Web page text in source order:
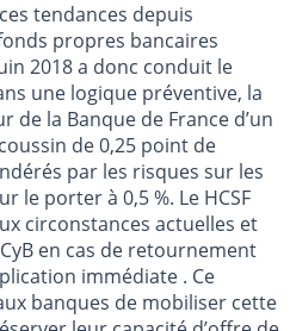
tendances depuis
propres bancaires
2018 a donc conduit le
une logique préventive, la
la Banque de France d’un
de 0,25 point de
par les risques sur les
le porter à 0,5 %. Le HCSF
circonstances actuelles et
en cas de retournement
immédiate . Ce
banques de mobiliser cette